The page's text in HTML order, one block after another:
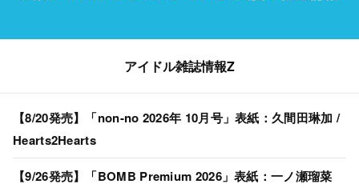
アイドル雑誌情報Z
【8/20発売】「non-no 2026年 10月号」表紙：久間田琳加 /
Hearts2Hearts
【9/26発売】「BOMB Premium 2026」表紙：一ノ瀬瑠菜